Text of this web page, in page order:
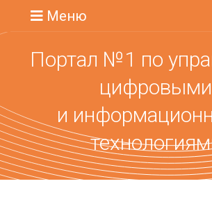
Меню
Портал №1 по
цифровыми
и